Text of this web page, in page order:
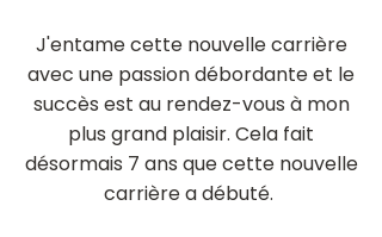
J'entame cette nouvelle carrière
avec une passion débordante et le
succès est au rendez-vous à mon
plus grand plaisir. Cela fait
désormais 7 ans que cette nouvelle
carrière a débuté.